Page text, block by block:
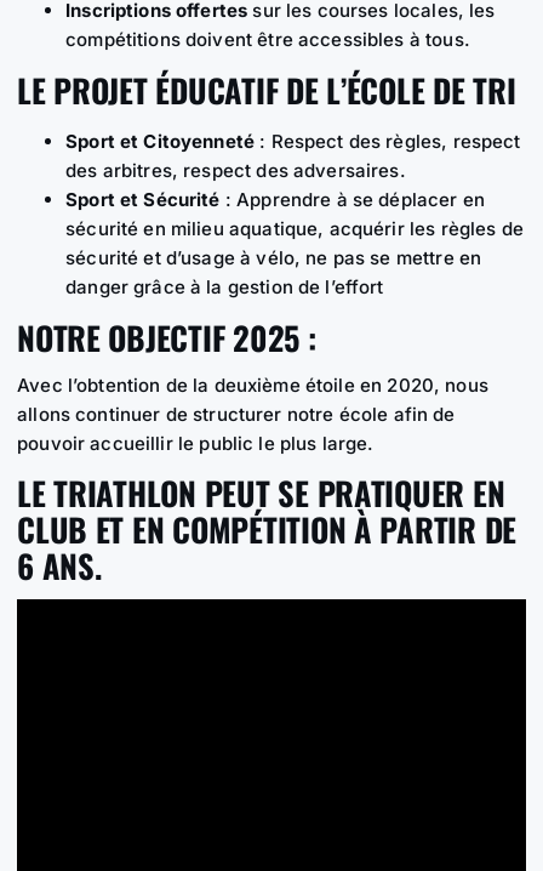
Inscriptions offertes sur les courses locales, les
compétitions doivent être accessibles à tous.
LE PROJET ÉDUCATIF DE L’ÉCOLE DE TRI
Sport et Citoyenneté : Respect des règles, respect
des arbitres, respect des adversaires.
Sport et Sécurité : Apprendre à se déplacer en
sécurité en milieu aquatique, acquérir les règles de
sécurité et d’usage à vélo, ne pas se mettre en
danger grâce à la gestion de l’effort
NOTRE OBJECTIF 2025 :
Avec l’obtention de la deuxième étoile en 2020, nous
allons continuer de structurer notre école afin de
pouvoir accueillir le public le plus large.
LE TRIATHLON PEUT SE PRATIQUER EN
CLUB ET EN COMPÉTITION À PARTIR DE
6 ANS.